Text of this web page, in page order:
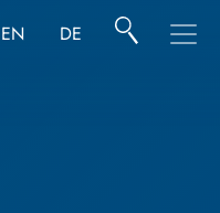
EN DE